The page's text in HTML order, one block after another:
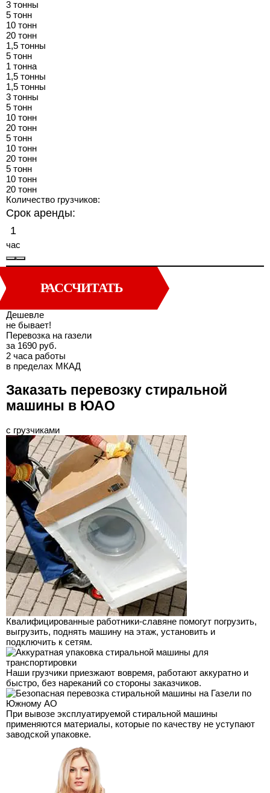
3 тонны
5 тонн
10 тонн
20 тонн
1,5 тонны
5 тонн
1 тонна
1,5 тонны
1,5 тонны
3 тонны
5 тонн
10 тонн
20 тонн
5 тонн
10 тонн
20 тонн
5 тонн
10 тонн
20 тонн
Количество грузчиков:
Срок аренды:
час
РАССЧИТАТЬ
Дешевле
не бывает!
Перевозка на газели
за 1690 руб.
2 часа работы
в пределах МКАД
Заказать перевозку стиральной
машины в ЮАО
с грузчиками
Квалифицированные работники-славяне помогут погрузить,
выгрузить, поднять машину на этаж, установить и
подключить к сетям.
Наши грузчики приезжают вовремя, работают аккуратно и
быстро, без нареканий со стороны заказчиков.
При вывозе эксплуатируемой стиральной машины
применяются материалы, которые по качеству не уступают
заводской упаковке.